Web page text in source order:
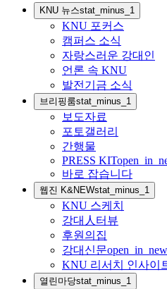
KNU 뉴스stat_minus_1
KNU 포커스
캠퍼스 소식
자랑스러운 강대인
언론 속 KNU
발전기금 소식
브리핑룸stat_minus_1
보도자료
포토갤러리
간행물
PRESS KIT
바로 잡습니다
웹진 K&NEWstat_minus_1
KNU 스케치
강대人터뷰
후원의집
강대신문open_in_new
KNU 리서치 인사이
열린마당stat_minus_1